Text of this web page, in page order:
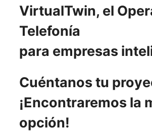
VirtualTwin, el
Telefonía
para empresas
Cuéntanos tu
¡Encontraremos la
opción!